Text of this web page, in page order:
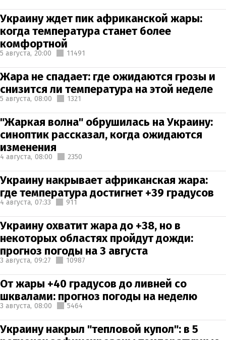
Украину ждет пик африканской жары:
когда температура станет более
комфортной
5 августа, 20:00 11491
Жара не спадает: где ожидаются грозы и
снизится ли температура на этой неделе
5 августа, 08:00 1321
"Жаркая волна" обрушилась на Украину:
синоптик рассказал, когда ожидаются
изменения
4 августа, 08:00 2350
Украину накрывает африканская жара:
где температура достигнет +39 градусов
4 августа, 07:33 911
Украину охватит жара до +38, но в
некоторых областях пройдут дожди:
прогноз погоды на 3 августа
3 августа, 09:27 10987
От жары +40 градусов до ливней со
шквалами: прогноз погоды на неделю
3 августа, 08:00 5464
Украину накрыл "тепловой купол": в 5